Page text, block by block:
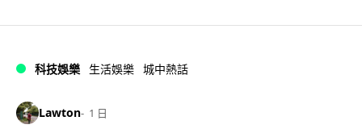
科技娛樂 生活娛樂 城中熱話
Lawton 1 日